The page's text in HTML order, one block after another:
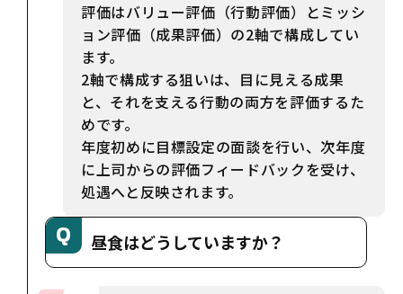
評価はバリュー評価（行動評価）とミッシ
ョン評価（成果評価）の2軸で構成してい
ます。
2軸で構成する狙いは、目に見える成果
と、それを支える行動の両方を評価するた
めです。
年度初めに目標設定の面談を行い、次年度
に上司からの評価フィードバックを受け、
処遇へと反映されます。
昼食はどうしていますか？